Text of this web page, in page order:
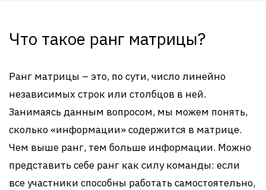
Что такое ранг матрицы?
Ранг матрицы – это, по сути, число линейно
независимых строк или столбцов в ней.
Занимаясь данным вопросом, мы можем понять,
сколько «информации» содержится в матрице.
Чем выше ранг, тем больше информации. Можно
представить себе ранг как силу команды: если
все участники способны работать самостоятельно,